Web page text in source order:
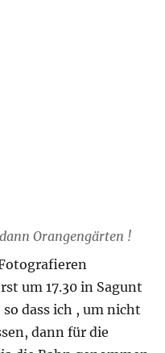
Orangengärten !
um 17.30 in Sagunt
dass ich , um nicht
dann für die